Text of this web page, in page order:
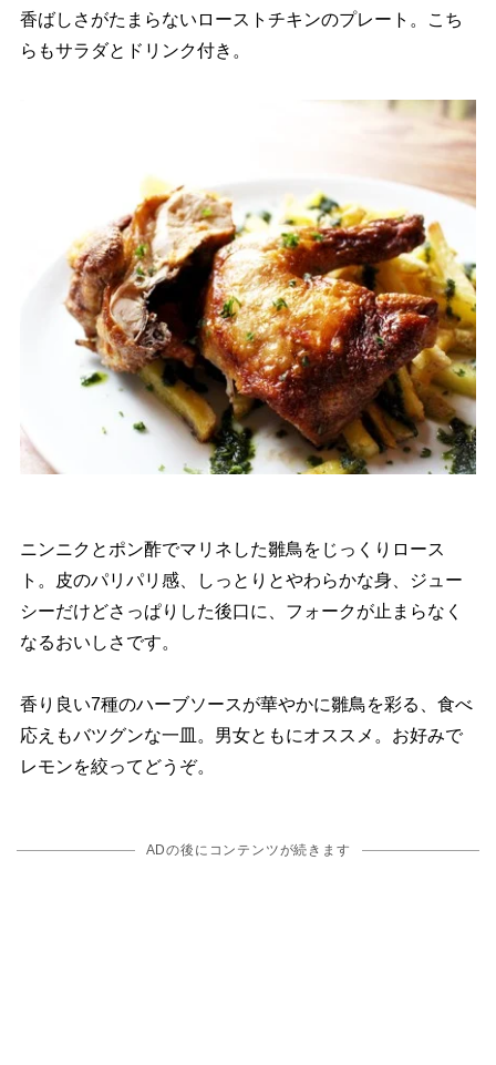
香ばしさがたまらないローストチキンのプレート。こち
らもサラダとドリンク付き。
ニンニクとポン酢でマリネした雛鳥をじっくりロース
ト。皮のパリパリ感、しっとりとやわらかな身、ジュー
シーだけどさっぱりした後口に、フォークが止まらなく
なるおいしさです。
香り良い7種のハーブソースが華やかに雛鳥を彩る、食べ
応えもバツグンな一皿。男女ともにオススメ。お好みで
レモンを絞ってどうぞ。
ADの後にコンテンツが続きます